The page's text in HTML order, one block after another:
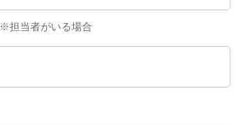
※担当者がいる場合